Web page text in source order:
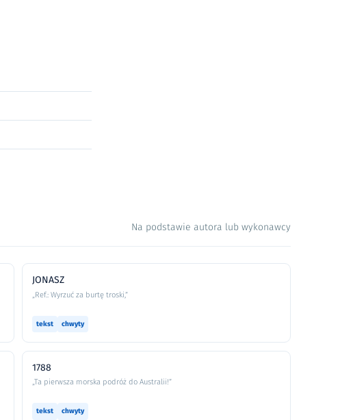
Na podstawie autora lub wykonawcy
JONASZ
„Ref.: Wyrzuć za burtę troski,”
tekst chwyty
1788
„Ta pierwsza morska podróż do Australii!”
tekst chwyty